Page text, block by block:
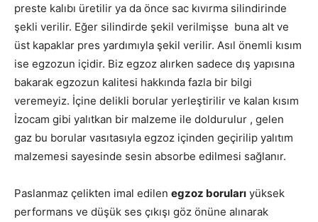
preste kalıbı üretilir ya da önce sac kıvırma silindirinde
şekli verilir. Eğer silindirde şekil verilmişse buna alt ve
üst kapaklar pres yardımıyla şekil verilir. Asıl önemli kısım
ise egzozun içidir. Biz egzoz alırken sadece dış yapısına
bakarak egzozun kalitesi hakkında fazla bir bilgi
veremeyiz. İçine delikli borular yerleştirilir ve kalan kısım
İzocam gibi yalıtkan bir malzeme ile doldurulur , gelen
gaz bu borular vasıtasıyla egzoz içinden geçirilip yalıtım
malzemesi sayesinde sesin absorbe edilmesi sağlanır.
Paslanmaz çelikten imal edilen egzoz boruları yüksek
performans ve düşük ses çıkışı göz önüne alınarak